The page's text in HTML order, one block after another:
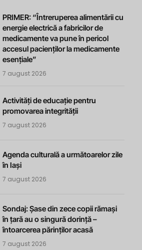
PRIMER: “Întreruperea alimentării cu
energie electrică a fabricilor de
medicamente va pune în pericol
accesul pacienților la medicamente
esențiale”
7 august 2026
Activități de educație pentru
promovarea integrității
7 august 2026
Agenda culturală a următoarelor zile
în Iași
7 august 2026
Sondaj: Șase din zece copii rămași
în țară au o singură dorință –
întoarcerea părinților acasă
7 august 2026